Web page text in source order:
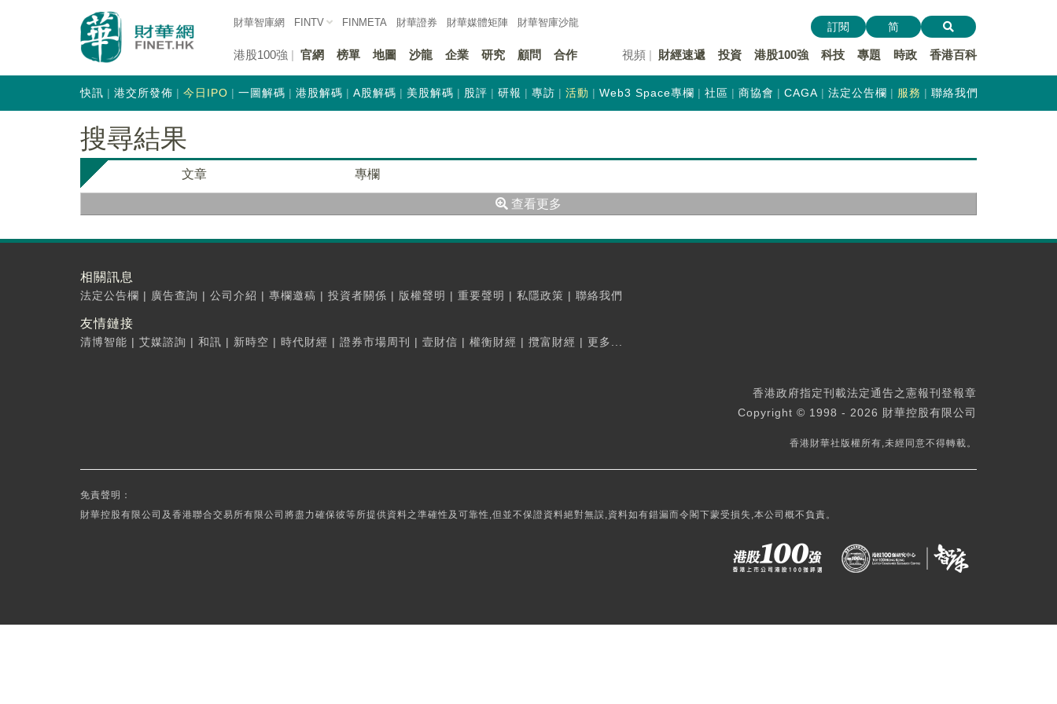
財華智庫網 FINTV FINMETA 財華證券 財華媒體矩陣 財華智庫沙龍
港股100強 官網 榜單 地圖 沙龍 企業 研究 顧問 合作 視頻 財經速遞 投資 港股100強 科技 專題 時政 香港百科
訂閱 简
快訊 港交所發佈 今日IPO 一圖解碼 港股解碼 A股解碼 美股解碼 股評 研報 專訪 活動 Web3 Space專欄 社區 商協會 CAGA 法定公告欄 服務 聯絡我們
搜尋結果
文章 專欄
查看更多
相關訊息
法定公告欄 | 廣告查詢 | 公司介紹 | 專欄邀稿 | 投資者關係 | 版權聲明 | 重要聲明 | 私隱政策 | 聯絡我們
友情鏈接
清博智能 | 艾媒諮詢 | 和訊 | 新時空 | 時代財經 | 證券市場周刊 | 壹財信 | 權衡財經 | 攬富財經 | 更多...
香港政府指定刊載法定通告之憲報刊登報章
Copyright © 1998 - 2026 財華控股有限公司
香港財華社版權所有,未經同意不得轉載。
免責聲明：
財華控股有限公司及香港聯合交易所有限公司將盡力確保彼等所提供資料之準確性及可靠性,但並不保證資料絕對無誤,資料如有錯漏而令閣下蒙受損失,本公司概不負責。